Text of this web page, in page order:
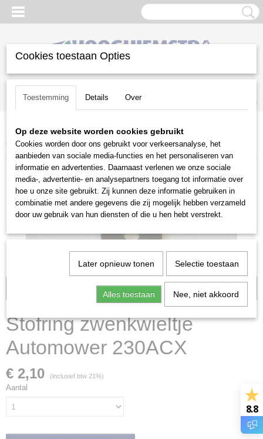
Inloggen Registreren
(0)
Home >Gazononderhoud>Robotmaaiers>Automower
Toebehoren>Stofring zwenkwieltje Automower 230ACX
Voorraad: 4
Stofring zwenkwieltje
Automower 230ACX
€ 2,10 (inclusief btw 21%)
Aantal
8.8
Cookies toestaan Opties
Toestemming Details Over
Op deze website worden cookies gebruikt
Cookies worden door ons gebruikt voor verkeersanalyse, het
aanbieden van sociale media-functies en het personaliseren van
informatie en advertenties. Daarnaast verlenen we onze sociale
media-, advertentie- en analysepartners toegang tot informatie over
hoe u onze site gebruikt. Zij kunnen deze informatie gebruiken in
combinatie met andere gegevens die zij mogelijk hebben verzameld
door uw gebruik van hun diensten of die u hen hebt verstrekt.
Later opnieuw tonen Selectie toestaan
Alles toestaan Nee, niet akkoord